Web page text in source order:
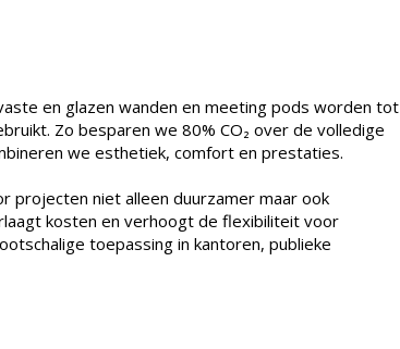
en glazen wanden en meeting pods worden tot
Zo besparen we 80% CO₂ over de volledige
we esthetiek, comfort en prestaties.
projecten niet alleen duurzamer maar ook
kosten en verhoogt de flexibiliteit voor
toepassing in kantoren, publieke